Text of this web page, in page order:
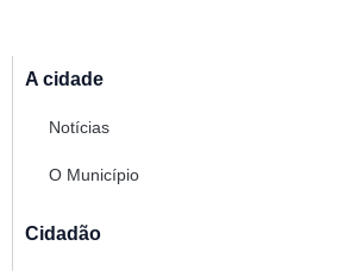
A cidade
Notícias
O Município
Cidadão